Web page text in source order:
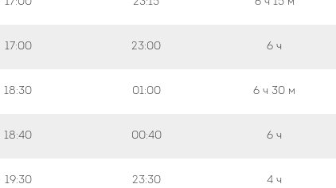
17:00 23:00 6 ч
18:30 01:00 6 ч 30 м
18:40 00:40 6 ч
19:30 23:30 4 ч